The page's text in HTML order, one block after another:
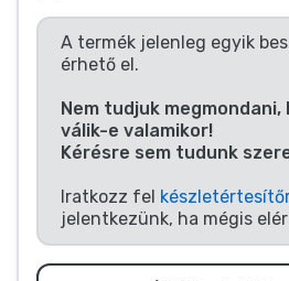
A termék jelenleg egyik
érhető el.
Nem tudjuk
válik-e valamikor!
Kérésre sem tudunk
Iratkozz fel
jelentkezünk, ha mégis
Márkák